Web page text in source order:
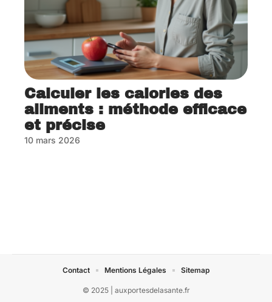
Calculer les calories des
aliments : méthode efficace
et précise
10 mars 2026
© 2025 | auxportesdelasante.fr
Contact Mentions Légales Sitemap